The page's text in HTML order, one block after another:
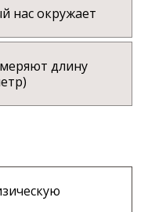
нас окружает
длину